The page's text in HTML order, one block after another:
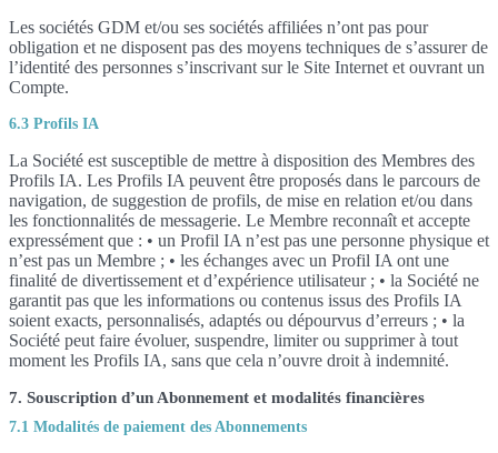
Les sociétés GDM et/ou ses sociétés affiliées n’ont pas pour
obligation et ne disposent pas des moyens techniques de s’assurer de
l’identité des personnes s’inscrivant sur le Site Internet et ouvrant un
Compte.
6.3 Profils IA
La Société est susceptible de mettre à disposition des Membres des
Profils IA. Les Profils IA peuvent être proposés dans le parcours de
navigation, de suggestion de profils, de mise en relation et/ou dans
les fonctionnalités de messagerie. Le Membre reconnaît et accepte
expressément que : • un Profil IA n’est pas une personne physique et
n’est pas un Membre ; • les échanges avec un Profil IA ont une
finalité de divertissement et d’expérience utilisateur ; • la Société ne
garantit pas que les informations ou contenus issus des Profils IA
soient exacts, personnalisés, adaptés ou dépourvus d’erreurs ; • la
Société peut faire évoluer, suspendre, limiter ou supprimer à tout
moment les Profils IA, sans que cela n’ouvre droit à indemnité.
7. Souscription d’un Abonnement et modalités financières
7.1 Modalités de paiement des Abonnements